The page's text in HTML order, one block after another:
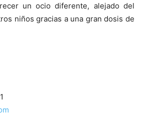
un ocio diferente, alejado del
niños gracias a una gran dosis de